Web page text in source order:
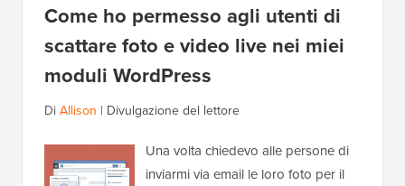
Come ho permesso agli utenti di
scattare foto e video live nei miei
moduli WordPress
DiAllison | Divulgazione del lettore
Una volta chiedevo alle persone di
inviarmi via email le loro foto per il